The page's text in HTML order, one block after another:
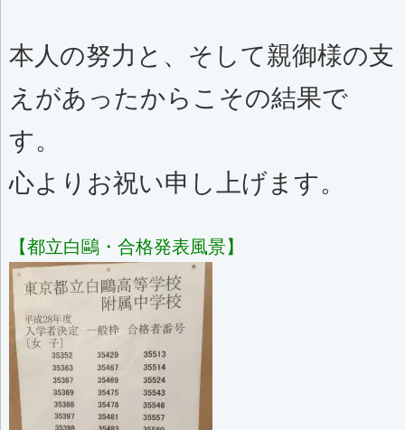
本人の努力と、そして親御様の支
えがあったからこその結果で
す。
心よりお祝い申し上げます。
【都立白鷗・合格発表風景】